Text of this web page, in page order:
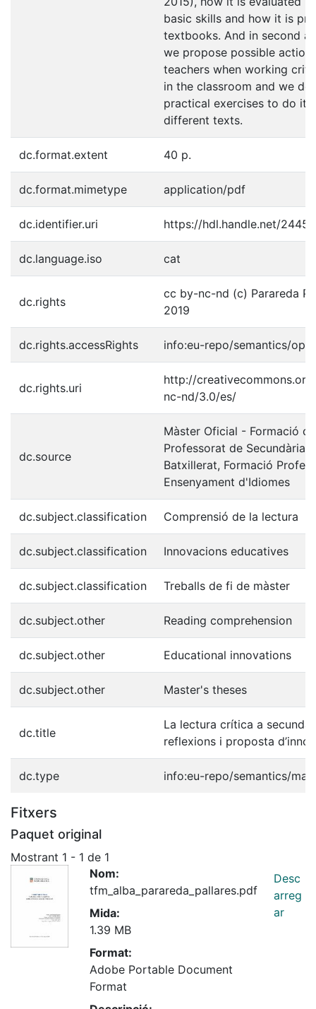
basic skills and how it is
textbooks. And in second
we propose possible
teachers when working
in the classroom and we
practical exercises to do it
different texts.
dc.format.extent 40 p.
dc.format.mimetype application/pdf
dc.identifier.uri https://hdl.handle.net/2445/
dc.language.iso cat
dc.rights
cc by-nc-nd (c) Parareda
2019
dc.rights.accessRights info:eu-repo/semantics/
dc.rights.uri
http://
nc-nd/3.0/es/
dc.source
Màster Oficial - Formació
Professorat de Secundària
Batxillerat, Formació
Ensenyament d'Idiomes
dc.subject.classification Comprensió de la lectura
dc.subject.classification Innovacions educatives
dc.subject.classification Treballs de fi de màster
dc.subject.other Reading comprehension
dc.subject.other Educational innovations
dc.subject.other Master's theses
dc.title
La lectura crítica a
reflexions i proposta
dc.type info:eu-repo/semantics/
Fitxers
Paquet original
Mostrant 1 - 1 de 1
Nom:
tfm_alba_parareda_pallares.pdf
Mida:
1.39 MB
Format:
Adobe Portable Document
Format
Desc
arreg
ar